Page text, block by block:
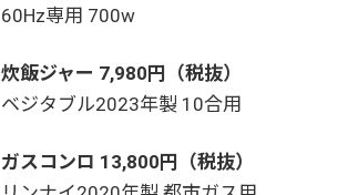
60Hz専用 700w
炊飯ジャー 7,980円（税抜）
ベジタブル2023年製 10合用
ガスコンロ 13,800円（税抜）